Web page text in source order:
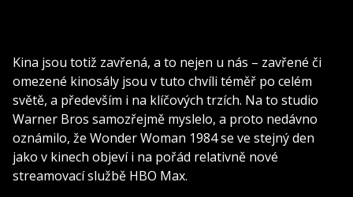
Kina jsou totiž zavřená, a to nejen u nás – zavřené či
omezené kinosály jsou v tuto chvíli téměř po celém
světě, a především i na klíčových trzích. Na to studio
Warner Bros samozřejmě myslelo, a proto nedávno
oznámilo, že Wonder Woman 1984 se ve stejný den
jako v kinech objeví i na pořád relativně nové
streamovací službě HBO Max.